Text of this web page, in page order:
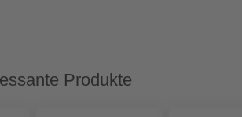
Produkte